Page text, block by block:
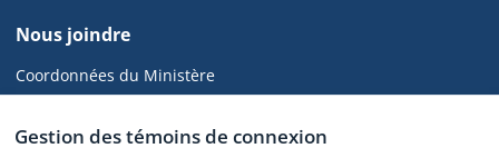
Gestion des témoins de connexion
de
cyber.gouv.qc.ca
Nous joindre
Coordonnées du Ministère